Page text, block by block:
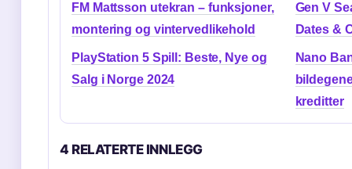
FM Mattsson utekran – funksjoner,
montering og vintervedlikehold
Gen V
Dates &
PlayStation 5 Spill: Beste, Nye og
Salg i Norge 2024
Nano
kreditter
4 RELATERTE INNLEGG